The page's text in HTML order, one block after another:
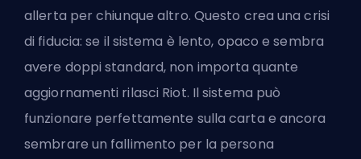
allerta per chiunque altro. Questo crea una crisi
di fiducia: se il sistema è lento, opaco e sembra
avere doppi standard, non importa quante
aggiornamenti rilasci Riot. Il sistema può
funzionare perfettamente sulla carta e ancora
sembrare un fallimento per la persona